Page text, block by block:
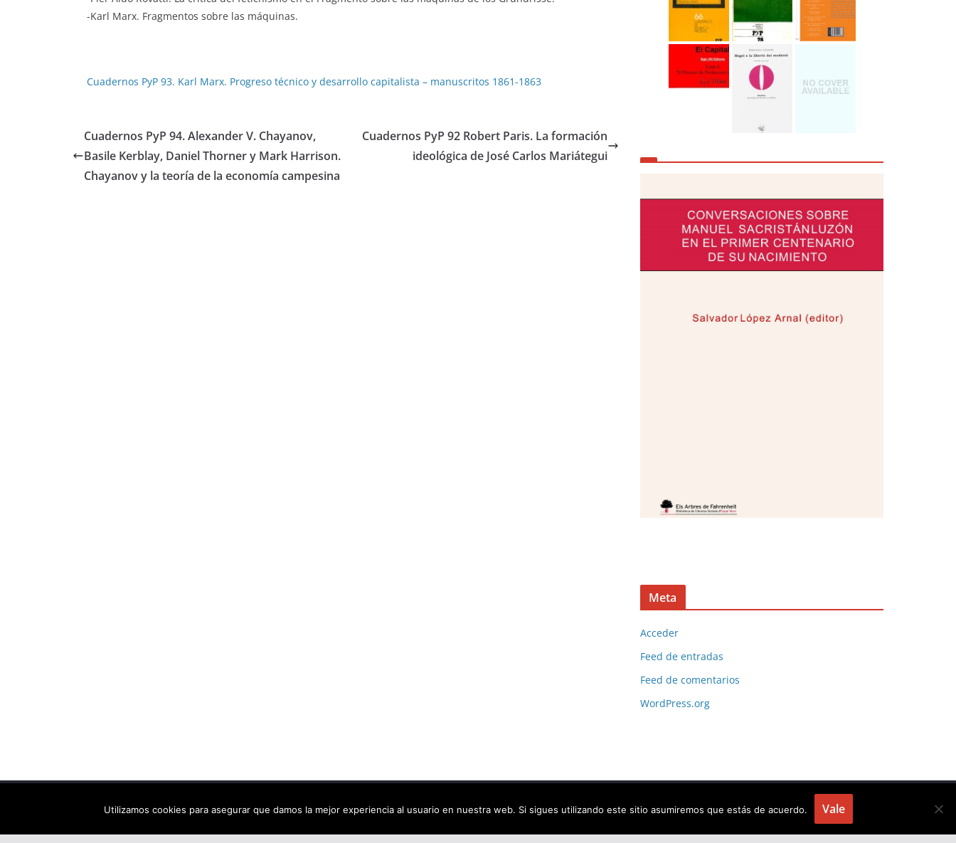
-Karl Marx. Fragmentos sobre las máquinas.
Cuadernos PyP 93. Karl Marx. Progreso técnico y desarrollo capitalista – manuscritos 1861-1863
Cuadernos PyP 94. Alexander V. Chayanov,
Basile Kerblay, Daniel Thorner y Mark Harrison.
Chayanov y la teoría de la economía campesina
Cuadernos PyP 92 Robert Paris. La formación
ideológica de José Carlos Mariátegui
Meta
Acceder
Feed de entradas
Feed de comentarios
WordPress.org
Copyright © 2026 Els arbres de Fahrenheit: biblioteca virtual
. Todos los derechos reservados.
Utilizamos cookies para asegurar que damos la mejor experiencia al usuario en nuestra web. Si sigues utilizando este sitio asumiremos que estás de acuerdo. Vale